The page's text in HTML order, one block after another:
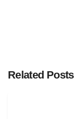
Related Posts